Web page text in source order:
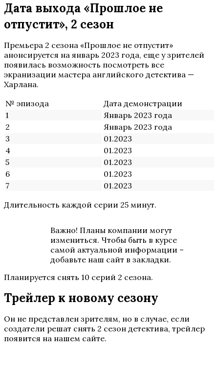
Дата выхода «Прошлое не
отпустит», 2 сезон
Премьера 2 сезона «Прошлое не отпустит»
анонсируется на январь 2023 года, еще у зрителей
появилась возможность посмотреть все
экранизации мастера английского детектива —
Харлана.
№ эпизода
Дата демонстрации
1
Январь 2023 года
2
Январь 2023 года
3
01.2023
4
01.2023
5
01.2023
6
01.2023
7
01.2023
Длительность каждой серии 25 минут.
Важно! Планы компании могут
измениться. Чтобы быть в курсе
самой актуальной информации –
добавьте наш сайт в закладки.
Планируется снять 10 серий 2 сезона.
Трейлер к новому сезону
Он не представлен зрителям, но в случае, если
создатели решат снять 2 сезон детектива, трейлер
появится на нашем сайте.